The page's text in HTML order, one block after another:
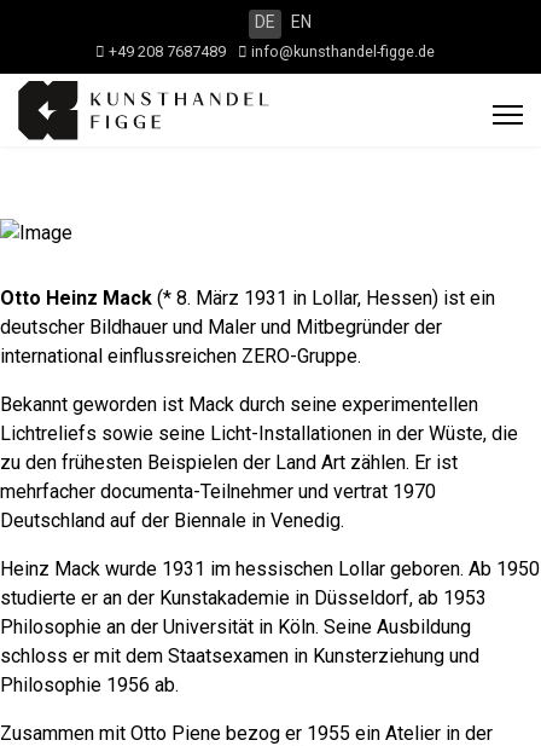
DE EN
+49 208 7687489 info@kunsthandel-figge.de
Otto Heinz Mack (* 8. März 1931 in Lollar, Hessen) ist ein
deutscher Bildhauer und Maler und Mitbegründer der
international einflussreichen ZERO-Gruppe.
Bekannt geworden ist Mack durch seine experimentellen
Lichtreliefs sowie seine Licht-Installationen in der Wüste, die
zu den frühesten Beispielen der Land Art zählen. Er ist
mehrfacher documenta-Teilnehmer und vertrat 1970
Deutschland auf der Biennale in Venedig.
Heinz Mack wurde 1931 im hessischen Lollar geboren. Ab 1950
studierte er an der Kunstakademie in Düsseldorf, ab 1953
Philosophie an der Universität in Köln. Seine Ausbildung
schloss er mit dem Staatsexamen in Kunsterziehung und
Philosophie 1956 ab.
Zusammen mit Otto Piene bezog er 1955 ein Atelier in der